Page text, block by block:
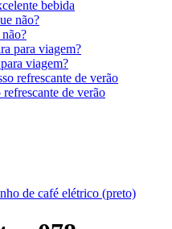
bebida
viagem?
de verão
de café elétrico (preto)